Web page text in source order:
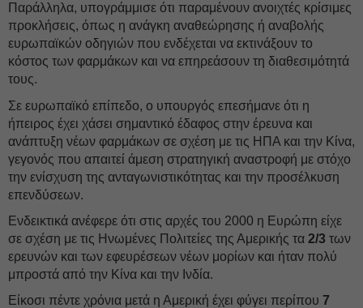
Παράλληλα, υπογράμμισε ότι παραμένουν ανοιχτές κρίσιμες
προκλήσεις, όπως η ανάγκη αναθεώρησης ή αναβολής
ευρωπαϊκών οδηγιών που ενδέχεται να εκτινάξουν το
κόστος των φαρμάκων και να επηρεάσουν τη διαθεσιμότητά
τους.
Σε ευρωπαϊκό επίπεδο, ο υπουργός επεσήμανε ότι η
ήπειρος έχει χάσει σημαντικό έδαφος στην έρευνα και
ανάπτυξη νέων φαρμάκων σε σχέση με τις ΗΠΑ και την Κίνα,
γεγονός που απαιτεί άμεση στρατηγική αναστροφή με στόχο
την ενίσχυση της ανταγωνιστικότητας και την προσέλκυση
επενδύσεων.
Ενδεικτικά ανέφερε ότι στις αρχές του 2000 η Ευρώπη είχε
σε σχέση με τις Ηνωμένες Πολιτείες της Αμερικής τα 2/3 των
ερευνών και των εφευρέσεων νέων μορίων και ήταν πολύ
μπροστά από την Κίνα και την Ινδία.
Είκοσι πέντε χρόνια μετά η Αμερική έχει φύγει περίπου 7